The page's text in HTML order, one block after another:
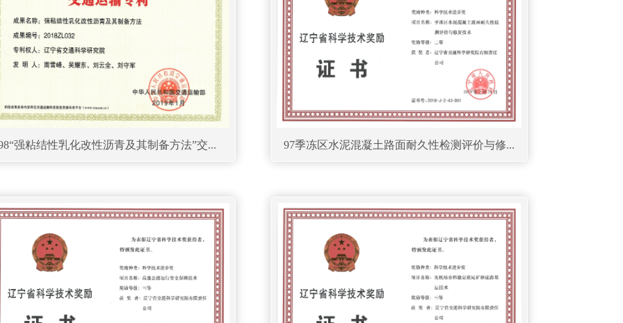
强粘结性乳化改性沥青及其制备方法”交... 97季冻区水泥混凝土路面耐久性检测评价与修...